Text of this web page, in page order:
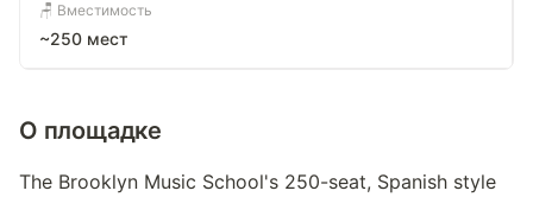
🪑 Вместимость
~250 мест
О площадке
The Brooklyn Music School's 250-seat, Spanish style